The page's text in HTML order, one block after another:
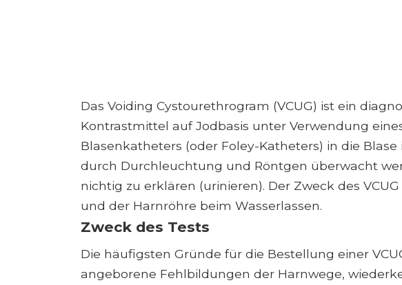
Das Voiding Cystourethrogram (VCUG) ist ein
Kontrastmittel auf Jodbasis unter Verwendung
Blasenkatheters (oder Foley-Katheters) in die
durch Durchleuchtung und Röntgen überwacht
nichtig zu erklären (urinieren). Der Zweck des
und der Harnröhre beim Wasserlassen.
Zweck des Tests
Die häufigsten Gründe für die Bestellung einer
angeborene Fehlbildungen der Harnwege,